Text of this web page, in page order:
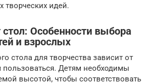
творческих идей.
стол: Особенности выбора
и взрослых
стола для творчества зависит от
пользоваться. Детям необходимы
высотой, чтобы соответствовать